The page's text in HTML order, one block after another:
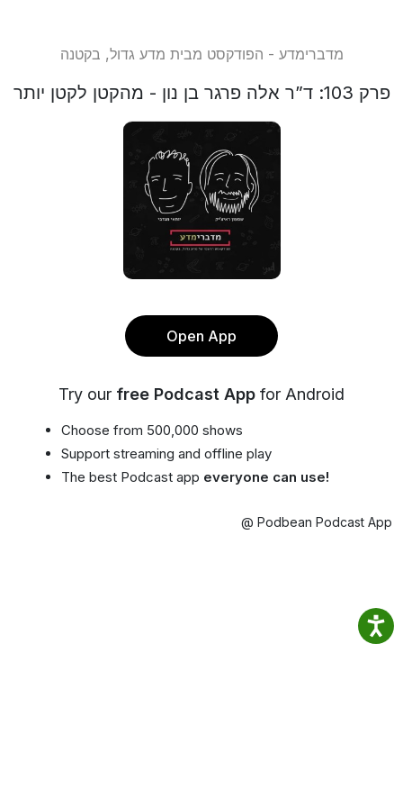
מדברימדע - הפודקסט מבית מדע גדול, בקטנה
פרק 103: ד”ר אלה פרגר בן נון - מהקטן לקטן יותר
Open App
Try our free Podcast App for Android
Choose from 500,000 shows
Support streaming and offline play
The best Podcast app everyone can use!
@ Podbean Podcast App